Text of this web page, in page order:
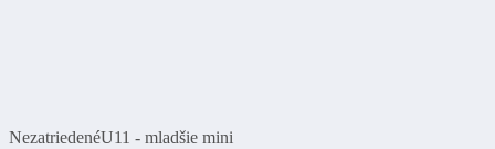
NezatriedenéU11 - mladšie mini